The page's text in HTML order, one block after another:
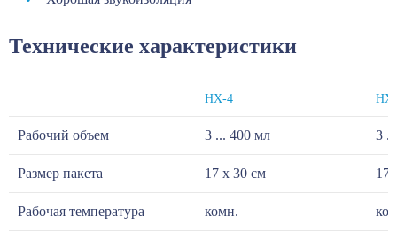
Технические характеристики
НХ-4
Рабочий объем 3 ... 400 мл 3
Размер пакета 17 x 30 см 17
Рабочая температура комн.